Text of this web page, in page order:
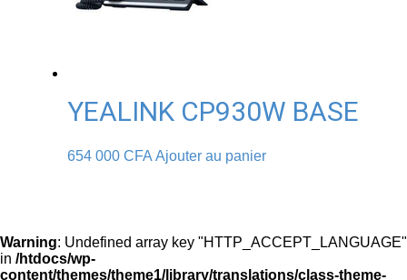
YEALINK CP930W BASE
654 000CFA Ajouter au panier
Warning: Undefined array key "HTTP_ACCEPT_LANGUAGE"
in /htdocs/wp-
content/themes/theme1/library/translations/class-theme-